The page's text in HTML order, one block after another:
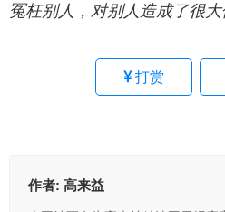
冤枉别人，对别人造成了很大
打赏
作者: 高来益